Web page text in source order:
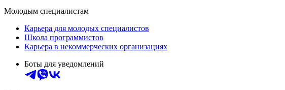
Молодым специалистам
Карьера для молодых специалистов
Школа программистов
Карьера в некоммерческих организациях
Боты для уведомлений